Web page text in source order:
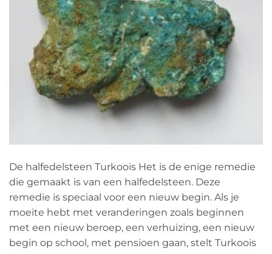
De halfedelsteen Turkoois Het is de enige remedie
die gemaakt is van een halfedelsteen. Deze
remedie is speciaal voor een nieuw begin. Als je
moeite hebt met veranderingen zoals beginnen
met een nieuw beroep, een verhuizing, een nieuw
begin op school, met pensioen gaan, stelt Turkoois